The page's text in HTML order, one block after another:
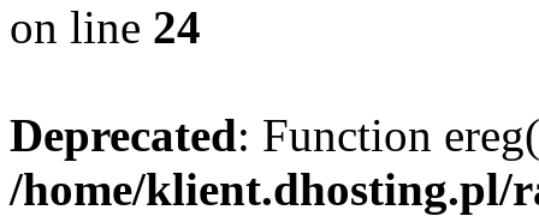
on line 24
Deprecated: Function
/home/klient.dhosting.pl/